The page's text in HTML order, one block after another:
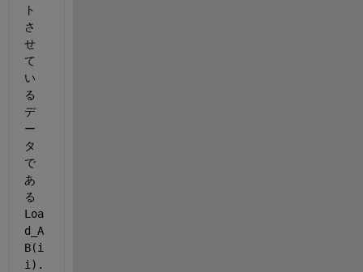
ト
さ
せ
て
い
る
デ
ー
タ
で
あ
る
Loa
d_A
B(i
i).